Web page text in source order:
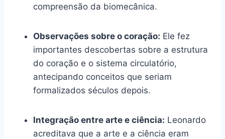
compreensão da biomecânica.
Observações sobre o coração: Ele fez
importantes descobertas sobre a estrutura
do coração e o sistema circulatório,
antecipando conceitos que seriam
formalizados séculos depois.
Integração entre arte e ciência: Leonardo
acreditava que a arte e a ciência eram